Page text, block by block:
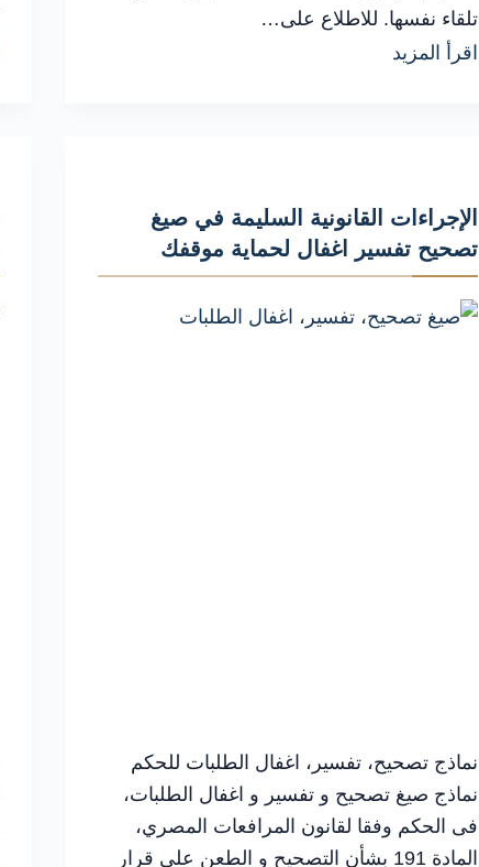
تلقاء نفسها. للاطلاع على…
اقرأ المزيدالأسباب
النقض
عن
قبل
الإجراءات القانونية السليمة في صيغ
تصحيح تفسير اغفال لحماية موقفك
نماذج تصحيح، تفسير، اغفال الطلبات للحكم
نماذج صيغ تصحيح و تفسير و اغفال الطلبات،
فى الحكم وفقا لقانون المرافعات المصري،
المادة 191 بشأن التصحيح و الطعن علي قرار